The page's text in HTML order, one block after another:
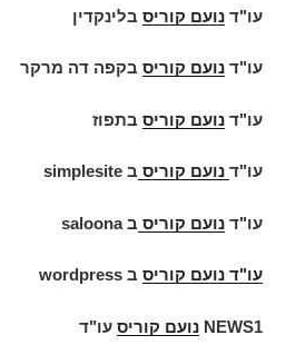
עו"ד נועם קוריס בלינקדין
עו"ד נועם קוריס בקפה דה מרקר
עו"ד נועם קוריס בתפוז
עו"ד נועם קוריס ב simplesite
עו"ד נועם קוריס בsaloona
עו"ד נועם קוריס ב wordpress
NEWS1 נועם קוריס עו"ד